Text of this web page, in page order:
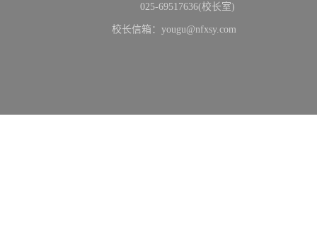
025-69517636(校长室)
校长信箱：yougu@nfxsy.com